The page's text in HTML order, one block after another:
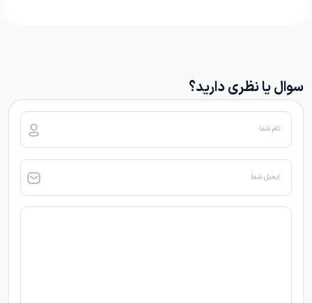
سوال یا نظری دارید؟
نام شما
ایمیل شما